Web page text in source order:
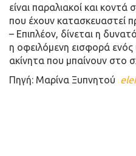
είναι παραλιακοί και κοντά
που έχουν κατασκευαστεί
– Επιπλέον, δίνεται η
η οφειλόμενη εισφορά ενός
ακίνητα που μπαίνουν στο
Πηγή: Μαρίνα Ξυπνητού